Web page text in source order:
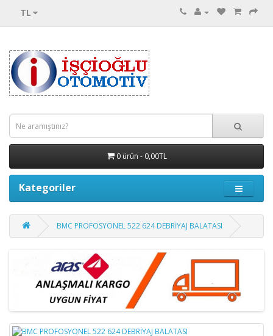
TL
0 ürün - 0,00TL
Kategoriler
BMC PROFOSYONEL 522 624 DEBRİYAJ BALATASI